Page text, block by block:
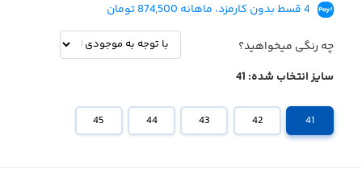
4 قسط بدون کارمزد، ماهانه 874,500 تومان
چه رنگی میخواهید؟
سایز انتخاب شده: 41
41
42
43
44
45